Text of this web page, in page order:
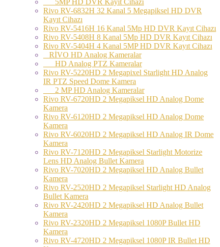
Rivo RV-6832H 32 Kanal 5 Megapiksel HD DVR
Kayıt Cihazı
Rivo RV-5416H 16 Kanal 5Mp HD DVR Kayıt Cihazı
Rivo RV-5408H 8 Kanal 5Mp HD DVR Kayıt Cihazı
Rivo RV-5404H 4 Kanal 5MP HD DVR Kayıt Cihazı
RİVO HD Analog Kameralar
HD Analog PTZ Kameralar
Rivo RV-5220HD 2 Megapixel Starlight HD Analog
IR PTZ Speed Dome Kamera
2 MP HD Analog Kameralar
Rivo RV-6720HD 2 Megapiksel HD Analog Dome
Kamera
Rivo RV-6120HD 2 Megapiksel HD Analog Dome
Kamera
Rivo RV-6020HD 2 Megapiksel HD Analog IR Dome
Kamera
Rivo RV-7120HD 2 Megapiksel Starlight Motorize
Lens HD Analog Bullet Kamera
Rivo RV-7020HD 2 Megapiksel HD Analog Bullet
Kamera
Rivo RV-2520HD 2 Megapiksel Starlight HD Analog
Bullet Kamera
Rivo RV-2420HD 2 Megapiksel HD Analog Bullet
Kamera
Rivo RV-2320HD 2 Megapiksel 1080P Bullet HD
Kamera
Rivo RV-4720HD 2 Megapiksel 1080P IR Bullet HD